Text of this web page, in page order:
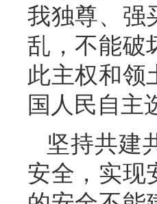
我独尊、强
乱，不能破
此主权和领
国人民自主
坚持共建
安全，实现